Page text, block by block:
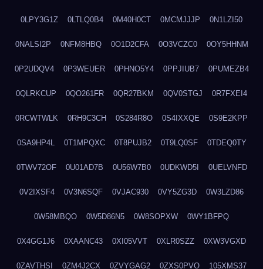
0LPY3G1Z 0LTLQ0B4 0M40H0CT 0MCMJJJP 0N1LZI50
0NALSI2P 0NFM8HBQ 0O1D2CFA 0O3VCZC0 0OY5HHNM
0P2UDQV4 0P3WEUER 0PHNO5Y4 0PPJIUB7 0PUMEZB4
0QLRKCUP 0QO261FR 0QR27BKM 0QV0STGJ 0R7FXEI4
0RCWTWLK 0RH9C3CH 0S284R8O 0S4IXXQE 0S9E2KPP
0SA9HP4L 0T1MPQXC 0T8PUJB2 0T9LQ0SF 0TDEQ0TY
0TWV72OF 0U01AD7B 0U56W7B0 0UDKWD5I 0UELVNFD
0V2IXSF4 0V3N6SQF 0VJAC930 0VY5ZG3D 0W3LZD86
0W58MBQO 0W5D86N5 0W8SOPXW 0WY1BFPQ
0X4GG1J6 0XAANC43 0XI05VVT 0XLR0SZZ 0XW3VGXD
0ZAVTHSI 0ZM4J2CX 0ZVYGAG2 0ZXS0PVO 105XMS37